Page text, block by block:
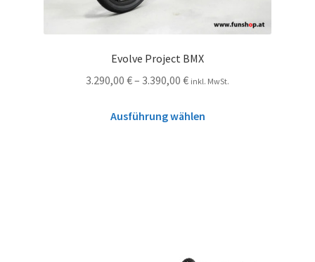
Evolve Project BMX
3.290,00 €– 3.390,00 € inkl. MwSt.
Ausführung wählen